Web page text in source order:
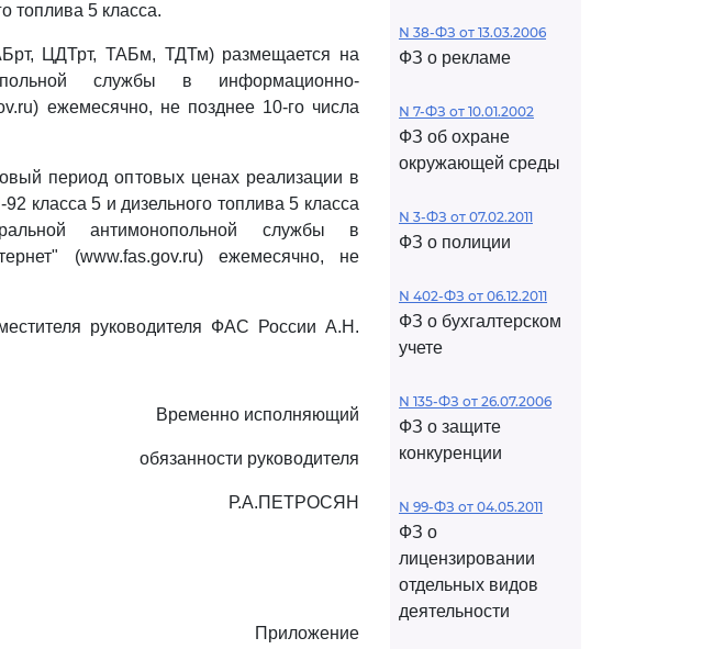
топлива 5 класса.
ЦДТрт, ТАБм, ТДТм) размещается на
службы в информационно-
ежемесячно, не позднее 10-го числа
период оптовых ценах реализации в
класса 5 и дизельного топлива 5 класса
антимонопольной службы в
(www.fas.gov.ru) ежемесячно, не
руководителя ФАС России А.Н.
Временно исполняющий
обязанности руководителя
Р.А.ПЕТРОСЯН
Приложение
N 38-ФЗ от 13.03.2006
ФЗ о рекламе
N 7-ФЗ от 10.01.2002
ФЗ об охране
окружающей среды
N 3-ФЗ от 07.02.2011
ФЗ о полиции
N 402-ФЗ от 06.12.2011
ФЗ о бухгалтерском
учете
N 135-ФЗ от 26.07.2006
ФЗ о защите
конкуренции
N 99-ФЗ от 04.05.2011
ФЗ о
лицензировании
отдельных видов
деятельности